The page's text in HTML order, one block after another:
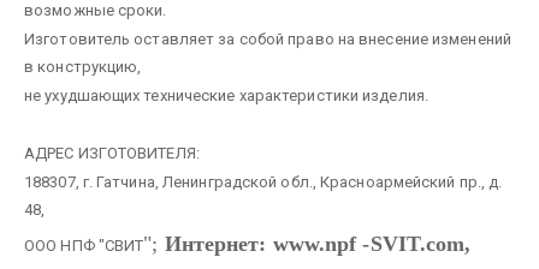
возможные сроки.
Изготовитель оставляет за собой право на внесение изменений
в конструкцию,
не ухудшающих технические характеристики изделия.
АДРЕС ИЗГОТОВИТЕЛЯ:
188307, г. Гатчина, Ленинградской обл., Красноармейский пр., д.
48,
ООО НПФ "СВИТ"; Интернет: www.npf -SVIT.com,